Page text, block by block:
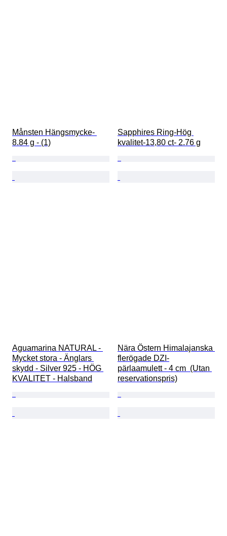
Månsten Hängsmycke-
8.84 g - (1)
Sapphires Ring-Hög
kvalitet-13,80 ct- 2.76 g
Aguamarina NATURAL -
Mycket stora - Änglars
skydd - Silver 925 - HÖG
KVALITET - Halsband
Nära Östern Himalajanska
flerögade DZI-
pärlaamulett - 4 cm  (Utan
reservationspris)